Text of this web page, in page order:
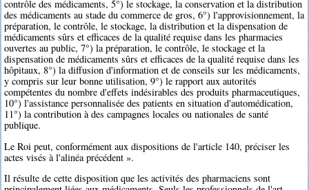
contrôle des médicaments, 5°) le stockage, la conservation et la distribution
des médicaments au stade du commerce de gros, 6°) l'approvisionnement, la
préparation, le contrôle, le stockage, la distribution et la dispensation de
médicaments sûrs et efficaces de la qualité requise dans les pharmacies
ouvertes au public, 7°) la préparation, le contrôle, le stockage et la
dispensation de médicaments sûrs et efficaces de la qualité requise dans les
hôpitaux, 8°) la diffusion d'information et de conseils sur les médicaments,
y compris sur leur bonne utilisation, 9°) le rapport aux autorités
compétentes du nombre d'effets indésirables des produits pharmaceutiques,
10°) l'assistance personnalisée des patients en situation d'automédication,
11°) la contribution à des campagnes locales ou nationales de santé
publique.
Le Roi peut, conformément aux dispositions de l'article 140, préciser les
actes visés à l'alinéa précédent ».
Il résulte de cette disposition que les activités des pharmaciens sont